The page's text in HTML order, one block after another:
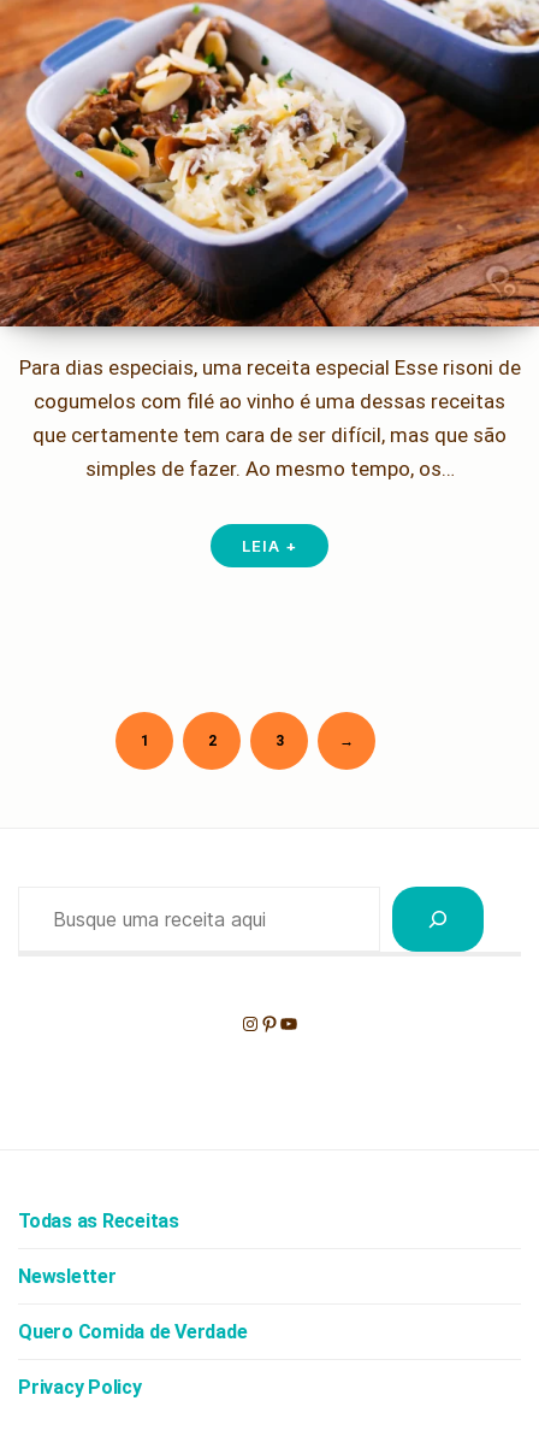
Para dias especiais, uma receita especial Esse risoni de
cogumelos com filé ao vinho é uma dessas receitas
que certamente tem cara de ser difícil, mas que são
simples de fazer. Ao mesmo tempo, os…
LEIA +
Paginação
1 2 3 Older
→
Instagram
Pinterest
Youtube
Todas as Receitas
Newsletter
Quero Comida de Verdade
Privacy Policy